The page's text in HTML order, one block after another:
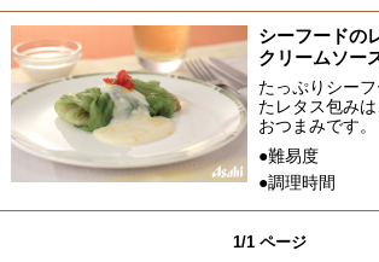
シーフードの
クリームソー
たっぷりシー
たレタス包み
おつまみです。
●難易度
●調理時間
1/1 ページ